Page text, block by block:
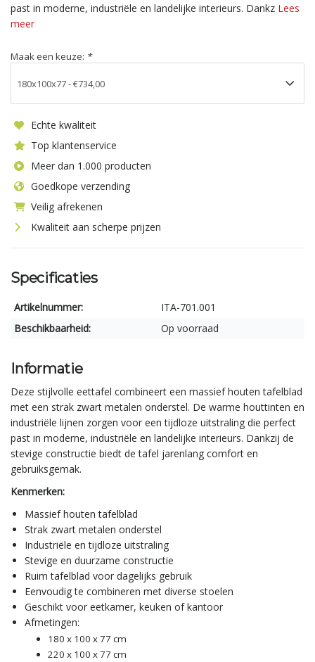
past in moderne, industriële en landelijke interieurs. Dankz Lees
meer
Maak een keuze: *
Echte kwaliteit
Top klantenservice
Meer dan 1.000 producten
Goedkope verzending
Veilig afrekenen
Kwaliteit aan scherpe prijzen
Specificaties
Artikelnummer:
ITA-701.001
Beschikbaarheid:
Op voorraad
Informatie
Deze stijlvolle eettafel combineert een massief houten tafelblad
met een strak zwart metalen onderstel. De warme houttinten en
industriële lijnen zorgen voor een tijdloze uitstraling die perfect
past in moderne, industriële en landelijke interieurs. Dankzij de
stevige constructie biedt de tafel jarenlang comfort en
gebruiksgemak.
Kenmerken:
Massief houten tafelblad
Strak zwart metalen onderstel
Industriële en tijdloze uitstraling
Stevige en duurzame constructie
Ruim tafelblad voor dagelijks gebruik
Eenvoudig te combineren met diverse stoelen
Geschikt voor eetkamer, keuken of kantoor
Afmetingen:
180 x 100 x 77 cm
220 x 100 x 77 cm